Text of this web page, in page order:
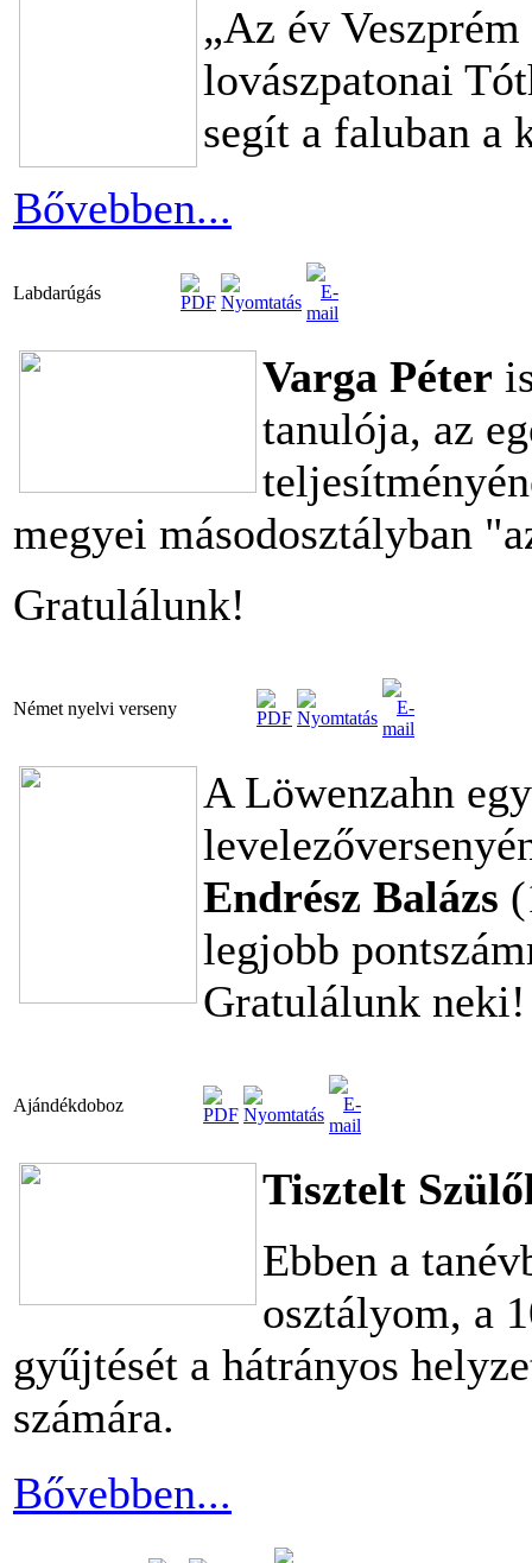
„Az év
lovászpatonai
segít a faluban a
Bővebben...
Labdarúgás
Varga Péter
tanulója, az
megyei másodosztályban
Gratulálunk!
Német nyelvi verseny
A Löwenzahn
Endrész Balázs
legjobb
Gratulálunk neki!
Ajándékdoboz
Tisztelt
Ebben a
osztályom, a
gyűjtését a hátrányos
számára.
Bővebben...